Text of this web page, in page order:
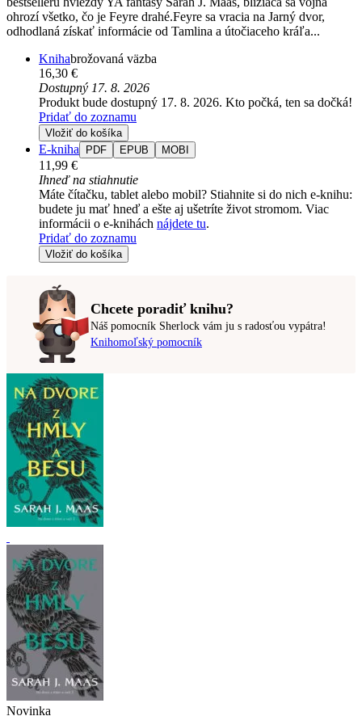
ohrozí všetko, čo je Feyre drahé.Feyre sa vracia na Jarný dvor,
odhodlaná získať informácie od Tamlina a útočiaceho kráľa...
Knihabrožovaná väzba
16,30 €
Dostupný 17. 8. 2026
Produkt bude dostupný 17. 8. 2026. Kto počká, ten sa dočká!
Pridať do zoznamu
Vložiť do košíka
E-kniha PDF EPUB MOBI
11,99 €
Ihneď na stiahnutie
Máte čítačku, tablet alebo mobil? Stiahnite si do nich e-knihu:
budete ju mať hneď a ešte aj ušetríte život stromom. Viac
informácii o e-knihách nájdete tu.
Pridať do zoznamu
Vložiť do košíka
Chcete poradiť knihu?
Náš pomocník Sherlock vám ju s radosťou vypátra!
Knihomoľský pomocník
Novinka